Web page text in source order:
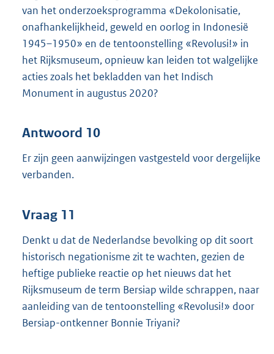
van het onderzoeksprogramma «Dekolonisatie,
onafhankelijkheid, geweld en oorlog in Indonesië
1945–1950» en de tentoonstelling «Revolusi!» in
het Rijksmuseum, opnieuw kan leiden tot walgelijke
acties zoals het bekladden van het Indisch
Monument in augustus 2020?
Antwoord 10
Er zijn geen aanwijzingen vastgesteld voor dergelijke
verbanden.
Vraag 11
Denkt u dat de Nederlandse bevolking op dit soort
historisch negationisme zit te wachten, gezien de
heftige publieke reactie op het nieuws dat het
Rijksmuseum de term Bersiap wilde schrappen, naar
aanleiding van de tentoonstelling «Revolusi!» door
Bersiap-ontkenner Bonnie Triyani?